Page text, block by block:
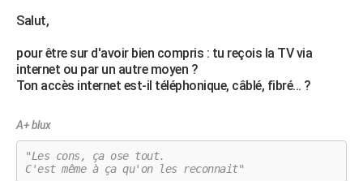
Salut,
pour être sur d'avoir bien compris : tu reçois la TV via
internet ou par un autre moyen ?
Ton accès internet est-il téléphonique, câblé, fibré... ?
A+ blux
"Les cons, ça ose tout.
C'est même à ça qu'on les reconnait"